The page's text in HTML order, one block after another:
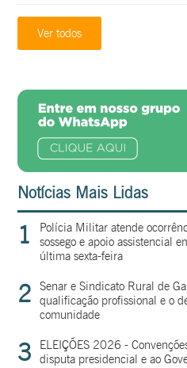
Ver todos
Notícias Mais Lidas
1
Polícia Militar atende
sossego e apoio assistencial
última sexta-feira
2
Senar e Sindicato Rural de
qualificação profissional e o
comunidade
3
ELEIÇÕES 2026 -
disputa presidencial e ao